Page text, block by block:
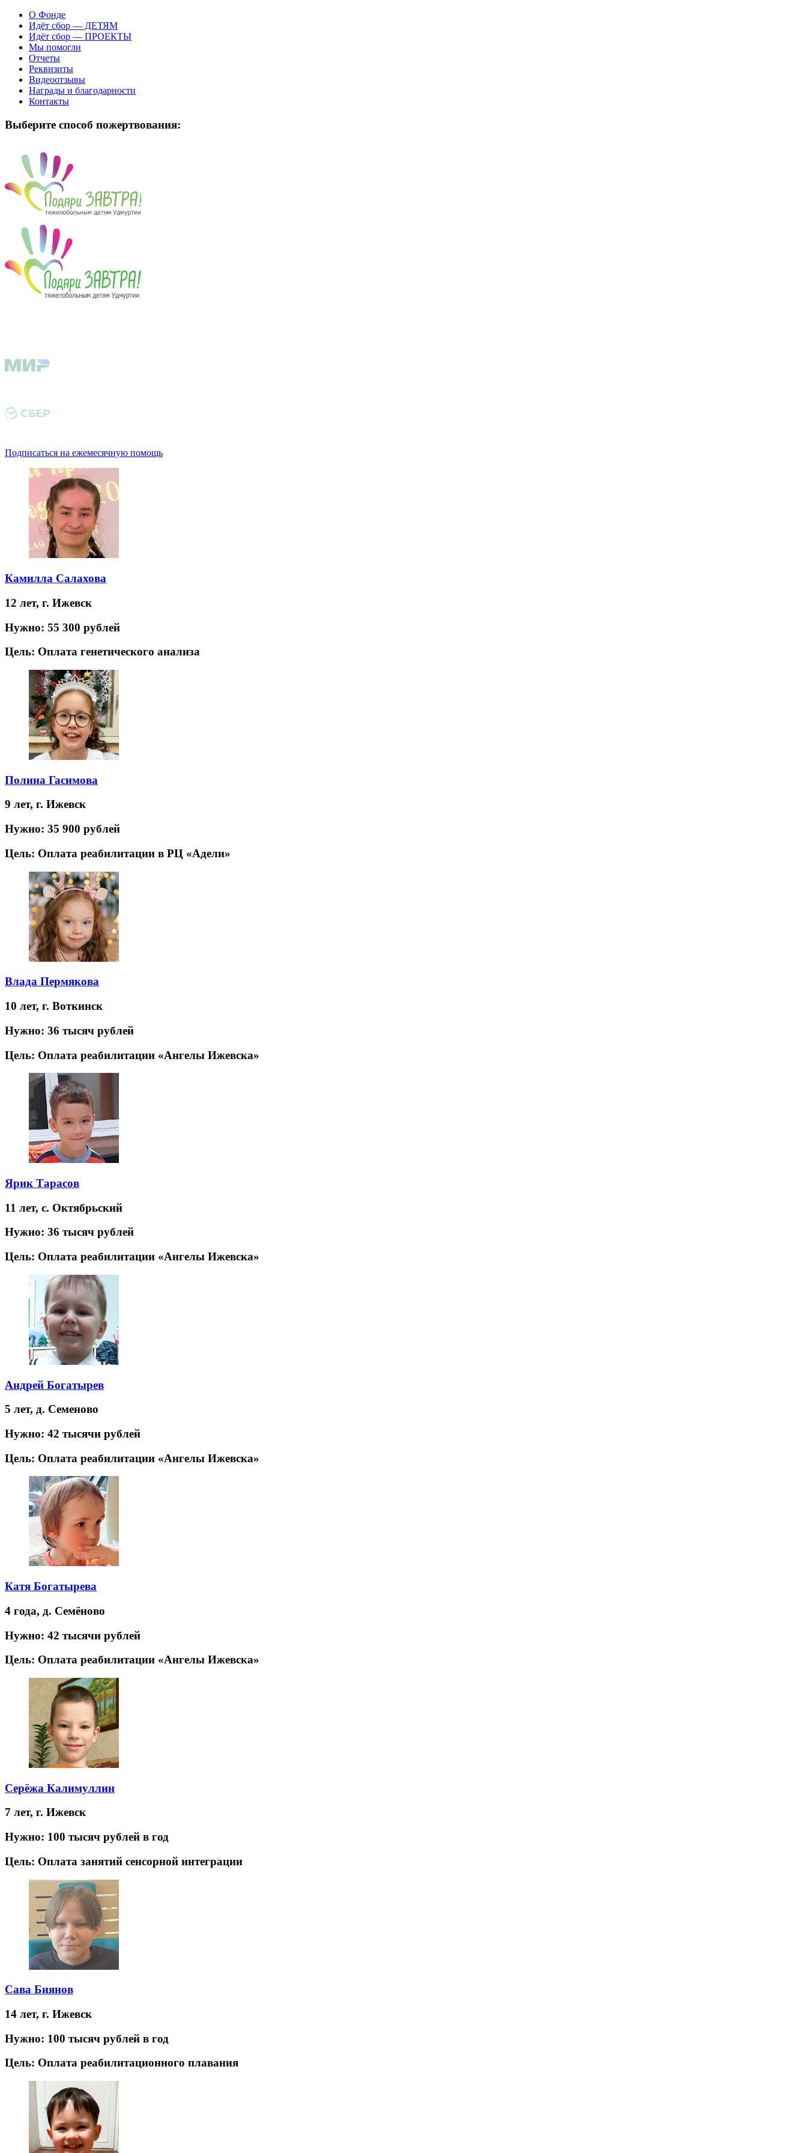
О Фонде
Идёт сбор — ДЕТЯМ
Идёт сбор — ПРОЕКТЫ
Мы помогли
Отчеты
Реквизиты
Видеоотзывы
Награды и благодарности
Контакты
Выберите способ пожертвования:
Подписаться на ежемесячную помощь
Камилла Салахова
12 лет, г. Ижевск
Нужно: 55 300 рублей
Цель: Оплата генетического анализа
Полина Гасимова
9 лет, г. Ижевск
Нужно: 35 900 рублей
Цель: Оплата реабилитации в РЦ «Адели»
Влада Пермякова
10 лет, г. Воткинск
Нужно: 36 тысяч рублей
Цель: Оплата реабилитации «Ангелы Ижевска»
Ярик Тарасов
11 лет, с. Октябрьский
Нужно: 36 тысяч рублей
Цель: Оплата реабилитации «Ангелы Ижевска»
Андрей Богатырев
5 лет, д. Семеново
Нужно: 42 тысячи рублей
Цель: Оплата реабилитации «Ангелы Ижевска»
Катя Богатырева
4 года, д. Семёново
Нужно: 42 тысячи рублей
Цель: Оплата реабилитации «Ангелы Ижевска»
Серёжа Калимуллин
7 лет, г. Ижевск
Нужно: 100 тысяч рублей в год
Цель: Оплата занятий сенсорной интеграции
Сава Биянов
14 лет, г. Ижевск
Нужно: 100 тысяч рублей в год
Цель: Оплата реабилитационного плавания